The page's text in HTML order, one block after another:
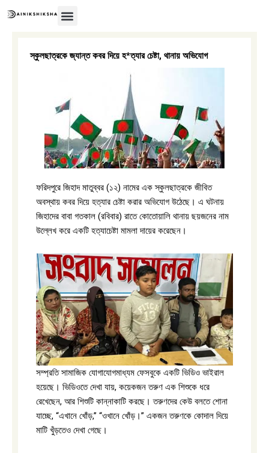
to
স্কুলছাত্রকে জ্যান্ত কবর দিয়ে হ*ত্যার চেষ্টা, থানায় অভিযোগ
ফরিদপুরে জিহাদ মাতুব্বর (১২) নামের এক স্কুলছাত্রকে জীবিত
অবস্থায় কবর দিয়ে হত্যার চেষ্টা করার অভিযোগ উঠেছে। এ ঘটনায়
জিহাদের বাবা গতকাল (রবিবার) রাতে কোতোয়ালি থানায় ছয়জনের নাম
উল্লেখ করে একটি হত্যাচেষ্টা মামলা দায়ের করেছেন।
সম্প্রতি সামাজিক যোগাযোগমাধ্যম ফেসবুকে একটি ভিডিও ভাইরাল
হয়েছে। ভিডিওতে দেখা যায়, কয়েকজন তরুণ এক শিশুকে ধরে
রেখেছেন, আর শিশুটি কান্নাকাটি করছে। তরুণদের কেউ বলতে শোনা
যাচ্ছে, “এখানে খোঁড়,” “ওখানে খোঁড়।” একজন তরুণকে কোদাল দিয়ে
মাটি খুঁড়তেও দেখা গেছে।